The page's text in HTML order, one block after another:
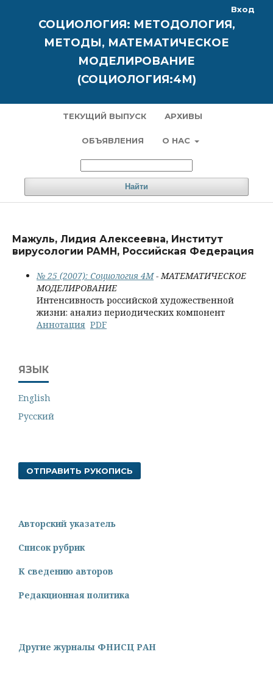
СОЦИОЛОГИЯ: МЕТОДОЛОГИЯ,
МЕТОДЫ, МАТЕМАТИЧЕСКОЕ
МОДЕЛИРОВАНИЕ
(СОЦИОЛОГИЯ:4М)
ТЕКУЩИЙ ВЫПУСК АРХИВЫ
ОБЪЯВЛЕНИЯ О НАС
Найти
Вход
Мажуль, Лидия Алексеевна, Институт
вирусологии РАМН, Российская Федерация
№ 25 (2007): Социология 4М- МАТЕМАТИЧЕСКОЕ
МОДЕЛИРОВАНИЕ
Интенсивность российской художественной
жизни: анализ периодических компонент
Аннотация PDF
ЯЗЫК
English
Русский
ОТПРАВИТЬ РУКОПИСЬ
Авторский указатель
Список рубрик
К сведению авторов
Редакционная политика
Другие журналы ФНИСЦ РАН